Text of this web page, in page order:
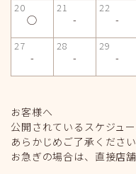
20
◯
21
-
22
-
27
-
28
-
29
-
お客様へ
公開されているスケジュ
あらかじめご了承ください
お急ぎの場合は、直接店